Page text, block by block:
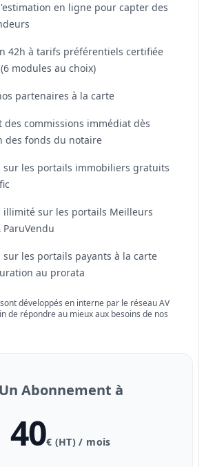
en ligne pour capter des
42h à tarifs préférentiels certifiée
modules au choix)
partenaires à la carte
des commissions immédiat dès
des fonds du notaire
sur les portails immobiliers gratuits
illimité sur les portails Meilleurs
sur les portails payants à la carte
au prorata
développés en interne par le réseau AV
de répondre au mieux aux besoins de nos
Un Abonnement à
40€ (HT) / mois